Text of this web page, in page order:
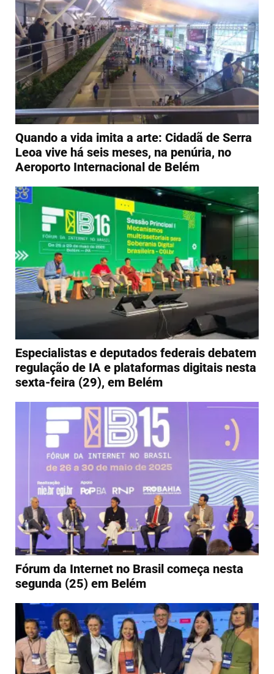
Quando a vida imita a arte: Cidadã de Serra
Leoa vive há seis meses, na penúria, no
Aeroporto Internacional de Belém
Especialistas e deputados federais debatem
regulação de IA e plataformas digitais nesta
sexta-feira (29), em Belém
Fórum da Internet no Brasil começa nesta
segunda (25) em Belém